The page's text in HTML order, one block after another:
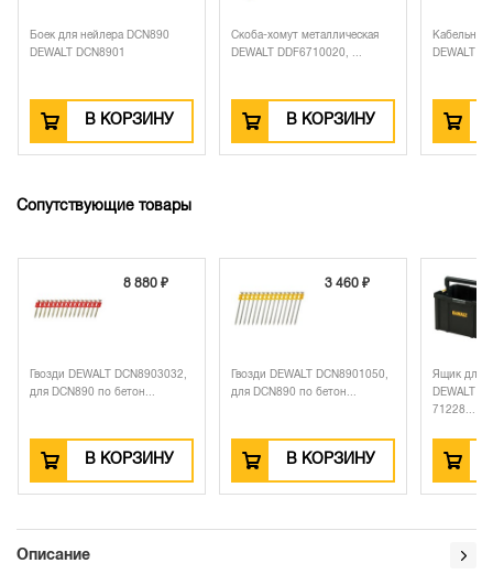
Боек для нейлера DCN890
DEWALT DCN8901
В КОРЗИНУ
Скоба-хомут металлическая
DEWALT DDF6710020, ...
В КОРЗИНУ
DEWALT
Сопутствующие товары
8 880 ₽
Гвозди DEWALT DCN8903032,
для DCN890 по бетон...
В КОРЗИНУ
3 460 ₽
Гвозди DEWALT DCN8901050,
для DCN890 по бетон...
В КОРЗИНУ
Ящик для
DEWALT
71228...
Описание